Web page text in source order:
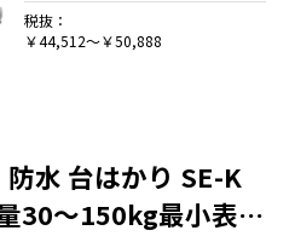
水 台はかり SE-K
30～150kg最小表示
税抜：
￥44,512～￥50,888